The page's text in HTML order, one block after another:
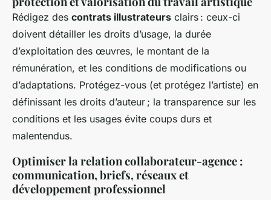
Rédigez des contrats illustrateurs clairs : ceux-ci
doivent détailler les droits d’usage, la durée
d’exploitation des œuvres, le montant de la
rémunération, et les conditions de modifications ou
d’adaptations. Protégez-vous (et protégez l’artiste) en
définissant les droits d’auteur ; la transparence sur les
conditions et les usages évite coups durs et
malentendus.
Optimiser la relation collaborateur-agence :
communication, briefs, réseaux et
développement professionnel